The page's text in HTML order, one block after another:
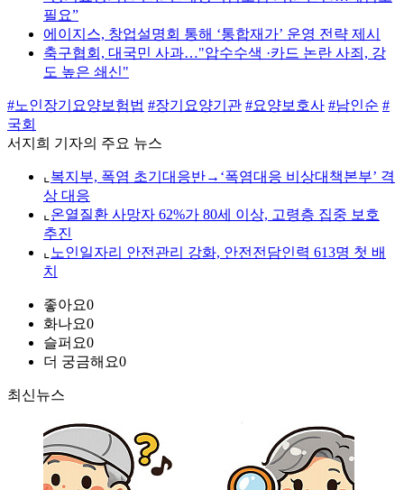
필요”
에이지스, 창업설명회 통해 ‘통합재가’ 운영 전략 제시
축구협회, 대국민 사과…"압수수색 ·카드 논란 사죄, 강
도 높은 쇄신"
#노인장기요양보험법 #장기요양기관 #요양보호사 #남인순 #
국회
서지희 기자의 주요 뉴스
⌞ 복지부, 폭염 초기대응반→‘폭염대응 비상대책본부’ 격
상 대응
⌞ 온열질환 사망자 62%가 80세 이상, 고령층 집중 보호
추진
⌞ 노인일자리 안전관리 강화, 안전전담인력 613명 첫 배
치
좋아요0
화나요0
슬퍼요0
더 궁금해요0
최신뉴스